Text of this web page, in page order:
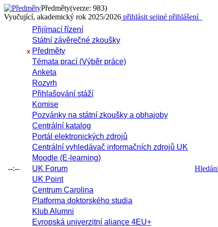
Předměty(verze: 983)
Vyučující, akademický rok 2025/2026 přihlásit sejiné přihlášení
--:--
Přijímací řízení
Státní závěrečné zkoušky
x Předměty
Témata prací (Výběr práce)
Anketa
Rozvrh
Přihlašování stáží
Komise
Pozvánky na státní zkoušky a obhajoby
Centrální katalog
Portál elektronických zdrojů
Centrální vyhledávač informačních zdrojů UK
Moodle (E-learning)
UK Forum
UK Point
Centrum Carolina
Platforma doktorského studia
Klub Alumni
Evropská univerzitní aliance 4EU+